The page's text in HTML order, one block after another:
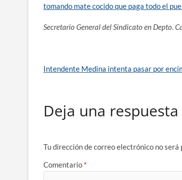
tomando mate cocido que paga todo el
Secretario General del Sindicato en Depto.
Intendente Medina intenta pasar por
Deja una respuesta
Tu dirección de correo electrónico no será
Comentario *